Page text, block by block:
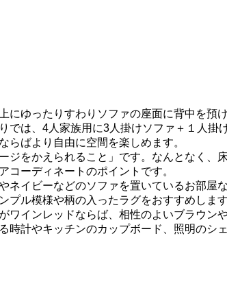
ゆったりすわりソファの座面に背中を預
は、4人家族用に3人掛けソファ＋１人
らばより自由に空間を楽しめます。
をかえられること」です。なんとなく、
ーディネートのポイントです。
イビーなどのソファを置いているお部屋
ル模様や柄の入ったラグをおすすめします
インレッドならば、相性のよいブラウン
計やキッチンのカップボード、照明の